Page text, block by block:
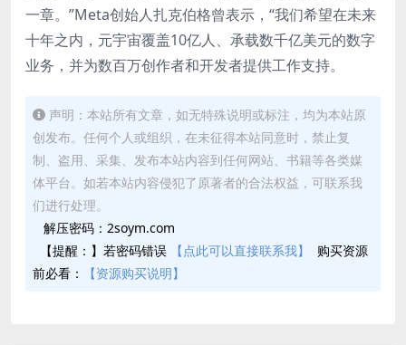
一章。”Meta创始人扎克伯格曾表示，“我们希望在未来
十年之内，元宇宙覆盖10亿人、承载数千亿美元的数字
业务，并为数百万创作者和开发者提供工作支持。
声明：本站所有文章，如无特殊说明或标注，均为本站原
创发布。任何个人或组织，在未征得本站同意时，禁止复
制、盗用、采集、发布本站内容到任何网站、书籍等各类媒
体平台。如若本站内容侵犯了原著者的合法权益，可联系我
们进行处理。
解压密码：2soym.com
【提醒：】若密码错误
【点此可以直接联系我】
购买资源
前必看：
【资源购买说明】